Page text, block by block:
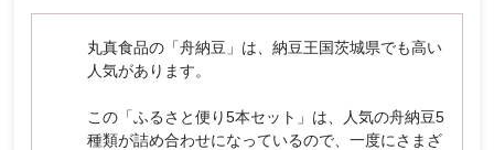
丸真食品の「舟納豆」は、納豆王国茨城県でも高い
人気があります。
この「ふるさと便り5本セット」は、人気の舟納豆5
種類が詰め合わせになっているので、一度にさまざ